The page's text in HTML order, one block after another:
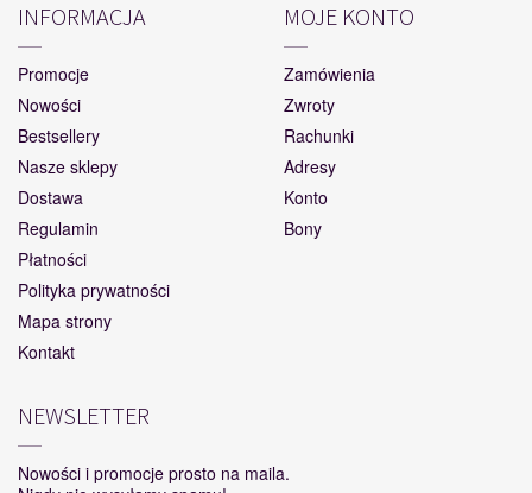
INFORMACJA
Promocje
Nowości
Bestsellery
Nasze sklepy
Dostawa
Regulamin
Płatności
Polityka prywatności
Mapa strony
Kontakt
MOJE KONTO
Zamówienia
Zwroty
Rachunki
Adresy
Konto
Bony
NEWSLETTER
Nowości i promocje prosto na maila.